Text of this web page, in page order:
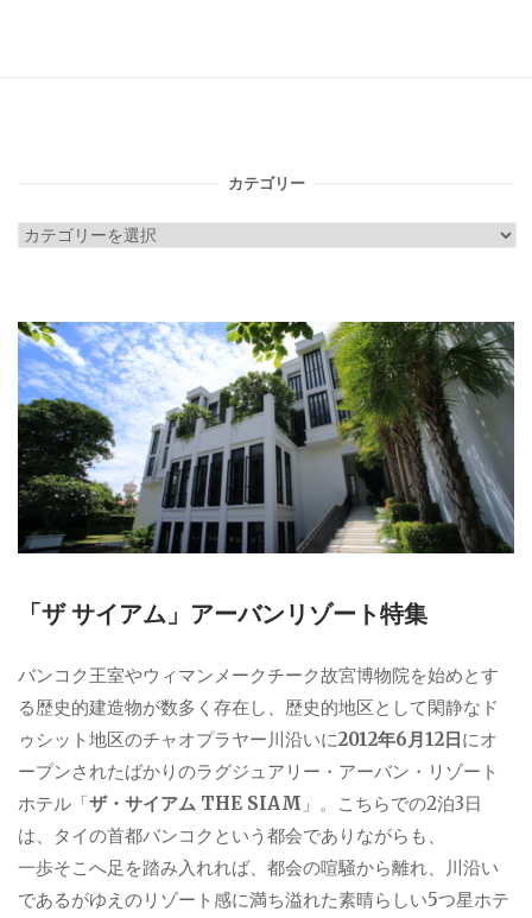
カテゴリー
カ
リ
ー
「ザ サイアム」アーバンリゾート特集
バンコク王室やウィマンメークチーク故宮博物院を始めとす
る歴史的建造物が数多く存在し、歴史的地区として閑静なド
ゥシット地区のチャオプラヤー川沿いに2012年6月12日にオ
ープンされたばかりのラグジュアリー・アーバン・リゾート
ホテル「ザ・サイアム THE SIAM 」。こちらでの2泊3日
は、タイの首都バンコクという都会でありながらも、
一歩そこへ足を踏み入れれば、都会の喧騒から離れ、川沿い
であるがゆえのリゾート感に満ち溢れた素晴らしい5つ星ホテ